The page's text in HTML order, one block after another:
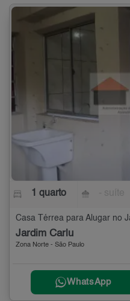
1 quarto
Casa Térrea para Alugar no
Jardim Carlu
Zona Norte - São Paulo
WhatsApp